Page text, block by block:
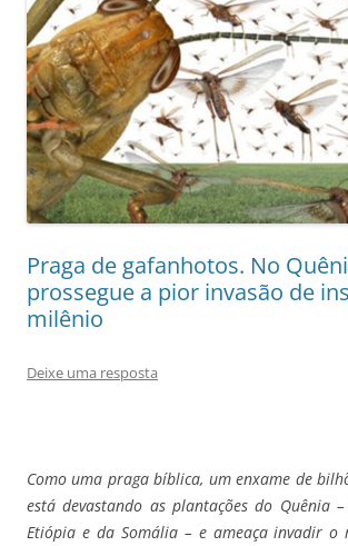
Praga de gafanhotos. No
prossegue a pior invasão de
milênio
Deixe uma resposta
Como uma praga bíblica, um enxame de
está devastando as plantações do Quênia
Etiópia e da Somália – e ameaça invadir o